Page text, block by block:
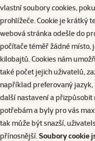
vlastní soubory cookies,
prohlížeče. Cookie je krátký
webová stránka odešle do
počítače téměř žádné místo,
kilobajtů. Cookies nám
také počet jejich uživatelů,
například preferovaný
další nastavení a
potřebám a byly pro vás
tak může být snazší,
přínosnější.Soubory cookie